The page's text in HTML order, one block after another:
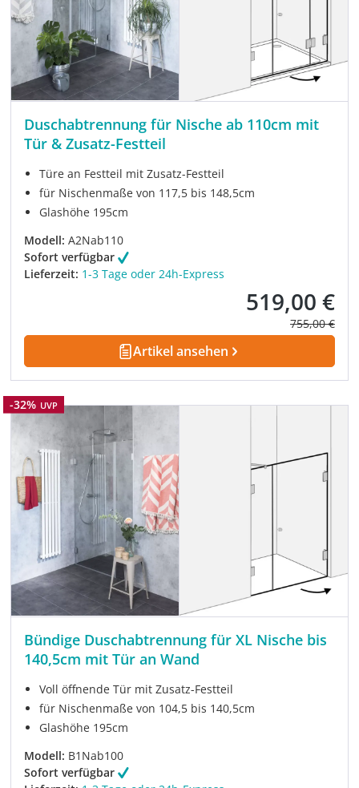
Duschabtrennung für Nische ab 110cm mit
Tür & Zusatz-Festteil
Türe an Festteil mit Zusatz-Festteil
für Nischenmaße von 117,5 bis 148,5cm
Glashöhe 195cm
Modell: A2Nab110
Sofort verfügbar
Lieferzeit: 1-3 Tage oder 24h-Express
Verkaufspreis:
519,00 €
Regulärer
755,00 €
Artikel ansehen
Rabatt
-32% UVP
Bündige Duschabtrennung für XL Nische bis
140,5cm mit Tür an Wand
Voll öffnende Tür mit Zusatz-Festteil
für Nischenmaße von 104,5 bis 140,5cm
Glashöhe 195cm
Modell: B1Nab100
Sofort verfügbar